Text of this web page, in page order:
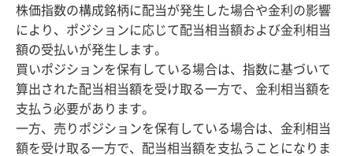
株価指数の構成銘柄に配当が発生した場合や金利の影響
により、ポジションに応じて配当相当額および金利相当
額の受払いが発生します。
買いポジションを保有している場合は、指数に基づいて
算出された配当相当額を受け取る一方で、金利相当額を
支払う必要があります。
一方、売りポジションを保有している場合は、金利相当
額を受け取る一方で、配当相当額を支払うことになりま